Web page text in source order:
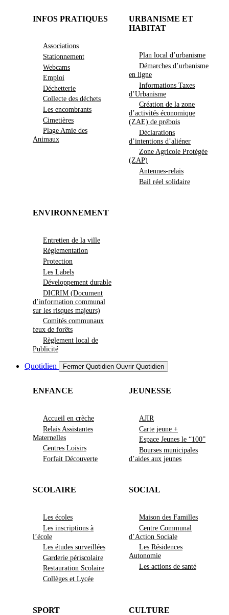
INFOS PRATIQUES
Associations
Stationnement
Webcams
Emploi
Déchetterie
Collecte des déchets
Les encombrants
Cimetières
Plage Amie des
Animaux
URBANISME ET
HABITAT
Plan local d’urbanisme
Démarches d’urbanisme
en ligne
Informations Taxes
d’Urbanisme
Création de la zone
d’activités économique
(ZAE) de prébois
Déclarations
d’intentions d’aliéner
Zone Agricole Protégée
(ZAP)
Antennes-relais
Bail réel solidaire
ENVIRONNEMENT
Entretien de la ville
Réglementation
Protection
Les Labels
Développement durable
DICRIM (Document
d’information communal
sur les risques majeurs)
Comités communaux
feux de forêts
Règlement local de
Publicité
Quotidien Fermer Quotidien Ouvrir Quotidien
ENFANCE
Accueil en crèche
Relais Assistantes
Maternelles
Centres Loisirs
Forfait Découverte
JEUNESSE
AJIR
Carte jeune +
Espace Jeunes le “100”
Bourses municipales
d’aides aux jeunes
SCOLAIRE
Les écoles
Les inscriptions à
l’école
Les études surveillées
Garderie périscolaire
Restauration Scolaire
Collèges et Lycée
SOCIAL
Maison des Familles
Centre Communal
d’Action Sociale
Les Résidences
Autonomie
Les actions de santé
SPORT CULTURE